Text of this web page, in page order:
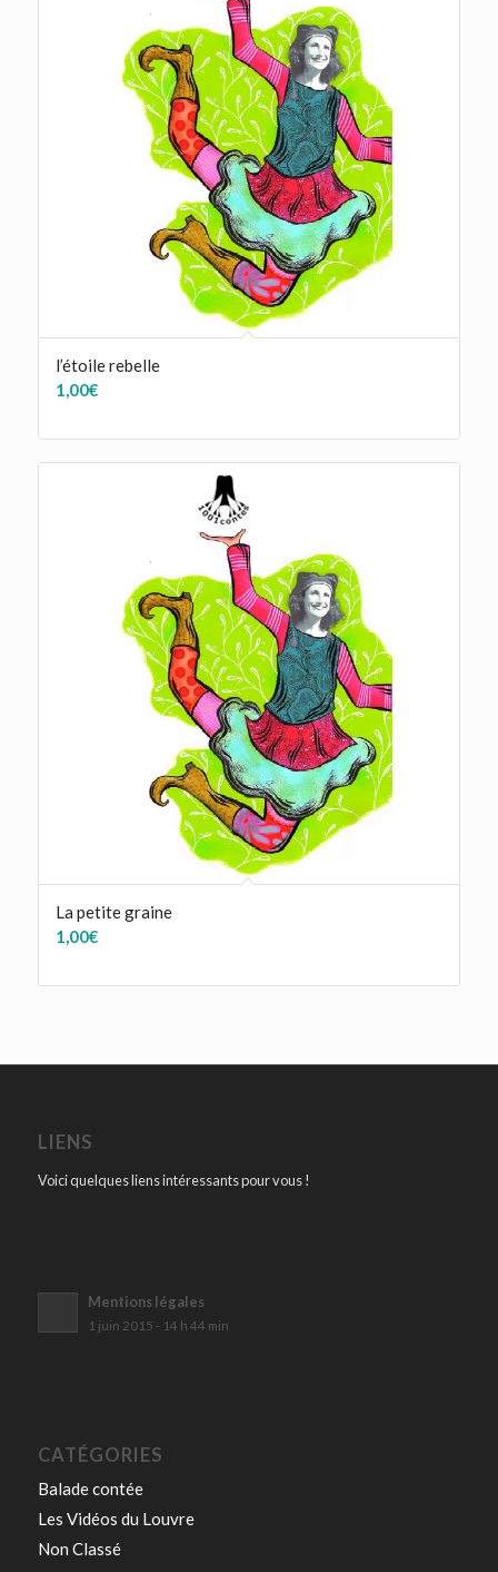
l’étoile rebelle
1,00€
La petite graine
1,00€
LIENS
Voici quelques liens intéressants pour vous !
Mentions légales
1 juin 2015 - 14 h 44 min
CATÉGORIES
Balade contée
Les Vidéos du Louvre
Non Classé